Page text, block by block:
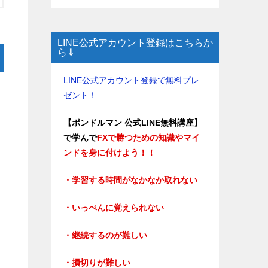
LINE公式アカウント登録はこちらか
ら⇓
LINE公式アカウント登録で無料プレ
ゼント！
【ポンドルマン 公式LINE無料講座】
で学んでFXで勝つための知識やマイ
ンドを身に付けよう！！
・学習する時間がなかなか取れない
・いっぺんに覚えられない
・継続するのが難しい
・損切りが難しい